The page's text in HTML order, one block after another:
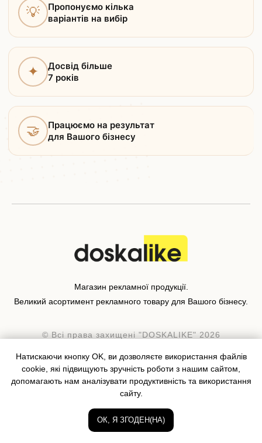
💡
Пропонуємо кілька
варіантів на вибір
✦
Досвід більше
7 років
🤝
Працюємо на результат
для Вашого бізнесу
Магазин рекламної продукції.
Великий асортимент рекламного товару для Вашого бізнесу.
© Всі права захищені "DOSKALIKE" 2026
Ми приймаємо:
Натискаючи кнопку OK, ви дозволяєте використання файлів
cookie, які підвищують зручність роботи з нашим сайтом,
допомагають нам аналізувати продуктивність та використання
сайту.
ОК, Я ЗГОДЕН(НА)